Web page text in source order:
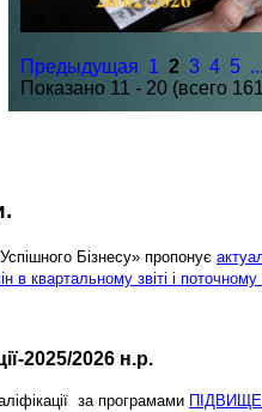
Предыдущая 1 2 3 4 5 ...
Показано 11 - 20 (всего
Бізнесу» пропонує
в квартальному звіті і поточному
2025/2026 н.р.
за програмами